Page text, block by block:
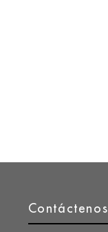
Contáctenos